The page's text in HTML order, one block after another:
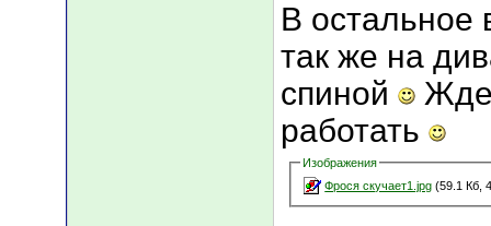
В остальное
так же на
спиной
работать
Изображения
Фрося скучает1.jpg (59.1 Кб,